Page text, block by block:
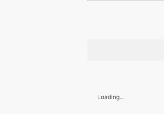
Loading...